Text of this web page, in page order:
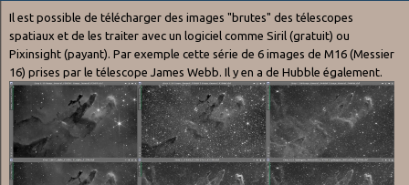
Il est possible de télécharger des images "brutes" des télescopes
spatiaux et de les traiter avec un logiciel comme Siril (gratuit) ou
Pixinsight (payant). Par exemple cette série de 6 images de M16 (Messier
16) prises par le télescope James Webb. Il y en a de Hubble également.